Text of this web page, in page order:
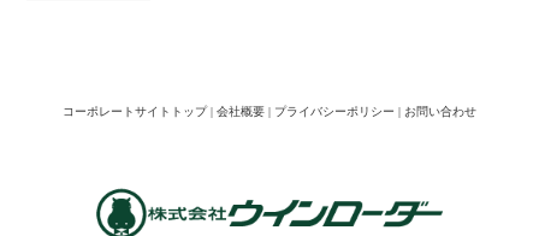
コーポレートサイトトップ | 会社概要 | プライバシーポリシー | お問い合わせ